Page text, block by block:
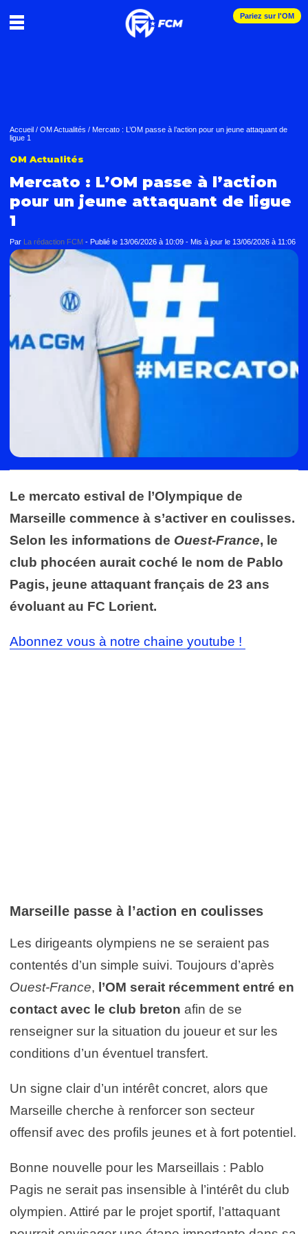
Pariez sur l'OM
Accueil / OM Actualités / Mercato : L’OM passe à l’action pour un jeune attaquant de
ligue 1
OM Actualités
Mercato : L’OM passe à l’action
pour un jeune attaquant de ligue
1
Par La rédaction FCM - Publié le 13/06/2026 à 10:09 - Mis à jour le 13/06/2026 à 11:06
Le mercato estival de l’Olympique de
Marseille commence à s’activer en coulisses.
Selon les informations de Ouest-France, le
club phocéen aurait coché le nom de Pablo
Pagis, jeune attaquant français de 23 ans
évoluant au FC Lorient.
Abonnez vous à notre chaine youtube !
Marseille passe à l’action en coulisses
Les dirigeants olympiens ne se seraient pas
contentés d’un simple suivi. Toujours d’après
Ouest-France, l’OM serait récemment entré en
contact avec le club breton afin de se
renseigner sur la situation du joueur et sur les
conditions d’un éventuel transfert.
Un signe clair d’un intérêt concret, alors que
Marseille cherche à renforcer son secteur
offensif avec des profils jeunes et à fort potentiel.
Bonne nouvelle pour les Marseillais : Pablo
Pagis ne serait pas insensible à l’intérêt du club
olympien. Attiré par le projet sportif, l’attaquant